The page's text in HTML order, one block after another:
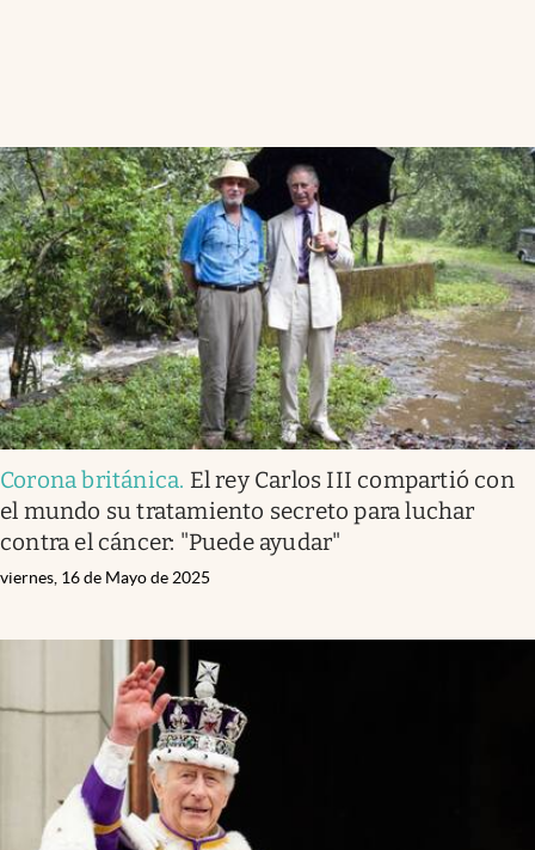
Corona británica. El rey Carlos III compartió con
el mundo su tratamiento secreto para luchar
contra el cáncer: "Puede ayudar"
viernes, 16 de Mayo de 2025